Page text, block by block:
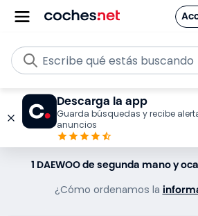
Escribe qué estás buscando
Descarga la app
Guarda búsquedas y recibe
anuncios
1 DAEWOO de segunda mano y
¿Cómo ordenamos la